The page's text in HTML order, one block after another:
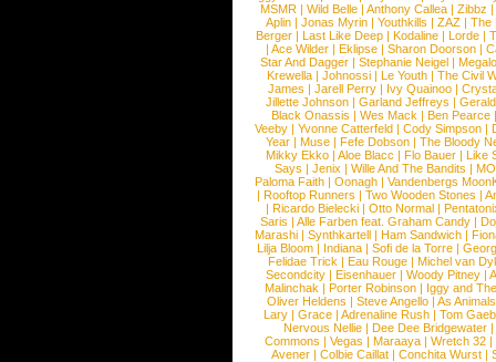
MSMR |Wild Belle |Anthony Callea |Zibbz
Aplin | Jonas Myrin | Youthkills | ZAZ | The
Berger |Last Like Deep |Kodaline |Lorde |
|Ace Wilder |Eklipse |Sharon Doorson |
Star And Dagger | Stephanie Neigel |
Krewella | Johnossi | Le Youth | The Civil
James | Jarell Perry | Ivy Quainoo |
Jillette Johnson | Garland Jeffreys |
Black Onassis | Wes Mack | Ben Pearce
Veeby | Yvonne Catterfeld | Cody Simpson |
Year |Muse |Fefe Dobson |The Bloody
Mikky Ekko | Aloe Blacc | Flo Bauer | Like
Says | Jenix | Wille And The Bandits | MO
Paloma Faith |Oonagh |Vandenbergs
|Rooftop Runners |Two Wooden Stones |
| Ricardo Bielecki | Otto Normal |
Saris | Alle Farben feat. Graham Candy |
Marashi | Synthkartell | Ham Sandwich |
Lilja Bloom | Indiana | Sofi de la Torre |
Felidae Trick | Eau Rouge | Michel van
Secondcity |Eisenhauer |Woody Pitney |
Malinchak |Porter Robinson | Iggy and
Oliver Heldens |Steve Angello |As Animals
Lary | Grace | Adrenaline Rush | Tom
Nervous Nellie | Dee Dee Bridgewater |
Commons |Vegas |Maraaya |Wretch 32 |
Avener | Colbie Caillat | Conchita Wurst |